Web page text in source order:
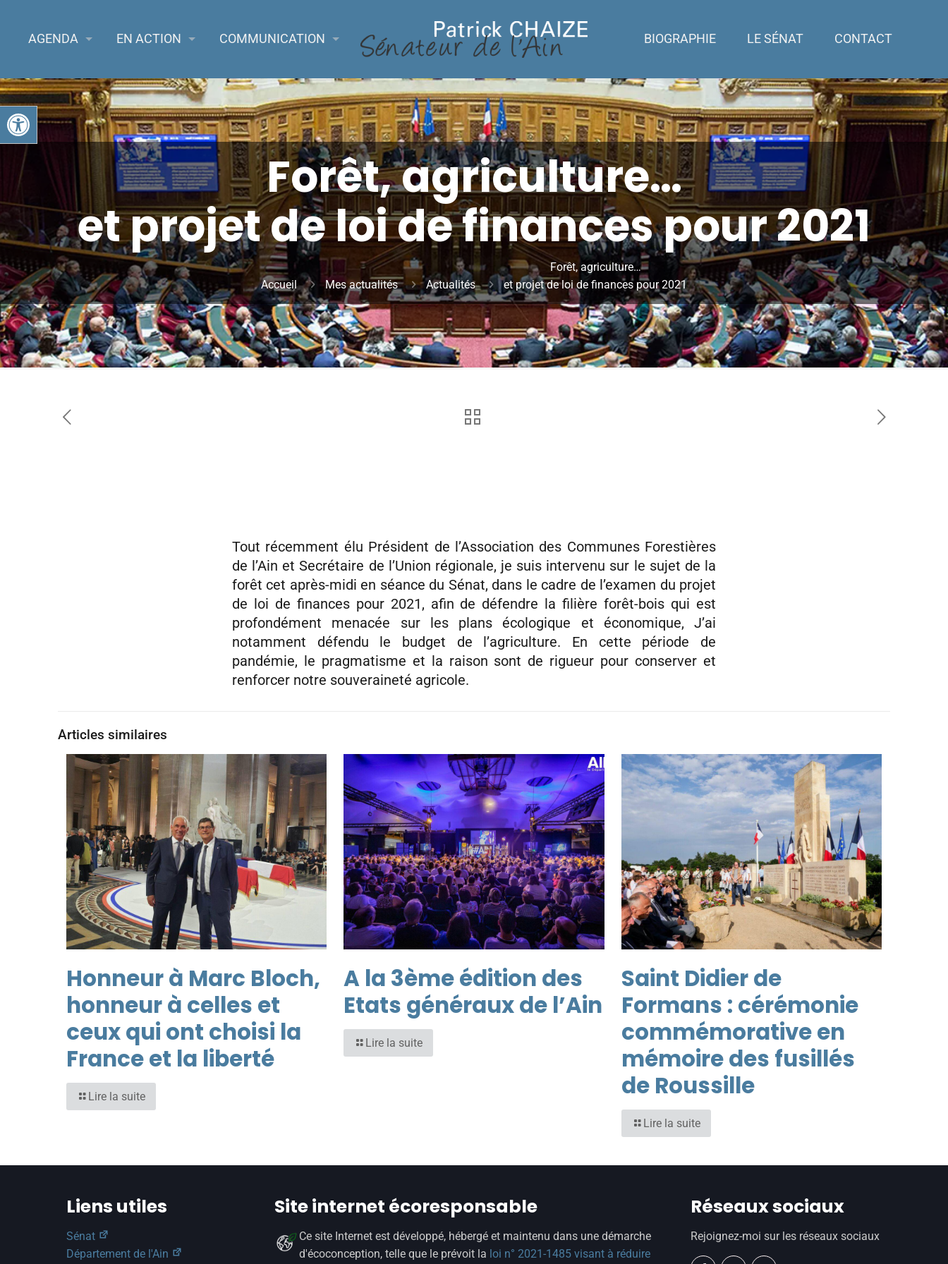
Ouvrir la barre d’outils
AGENDA EN ACTION COMMUNICATION BIOGRAPHIE LE SÉNAT CONTACT
Forêt, agriculture…
et projet de loi de finances pour 2021
Accueil Mes actualités Actualités
Forêt, agriculture…
et projet de loi de finances pour 2021
Tout récemment élu Président de l’Association des Communes Forestières
de l’Ain et Secrétaire de l’Union régionale, je suis intervenu sur le sujet de la
forêt cet après-midi en séance du Sénat, dans le cadre de l’examen du projet
de loi de finances pour 2021, afin de défendre la filière forêt-bois qui est
profondément menacée sur les plans écologique et économique, J’ai
notamment défendu le budget de l’agriculture. En cette période de
pandémie, le pragmatisme et la raison sont de rigueur pour conserver et
renforcer notre souveraineté agricole.
Articles similaires
Honneur à Marc Bloch,
honneur à celles et
ceux qui ont choisi la
France et la liberté
Lire la suite
A la 3ème édition des
Etats généraux de l’Ain
Lire la suite
Saint Didier de
Formans : cérémonie
commémorative en
mémoire des fusillés
de Roussille
Lire la suite
Liens utiles
Sénat
Département de l'Ain
Site internet écoresponsable
Ce site Internet est développé, hébergé et maintenu dans une démarche
d'écoconception, telle que le prévoit la loi n° 2021-1485 visant à réduire
Réseaux sociaux
Rejoignez-moi sur les réseaux sociaux